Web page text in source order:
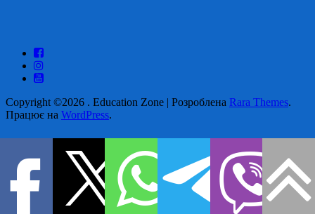
Copyright ©2026 . Education Zone | Розроблена Rara Themes.
Працює на WordPress.